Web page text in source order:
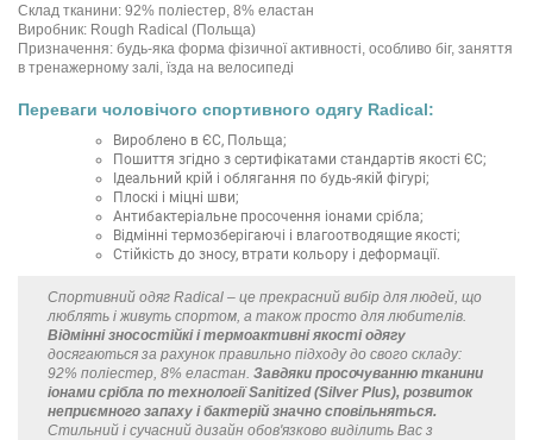
Склад тканини: 92% поліестер, 8% еластан
Виробник: Rough Radical (Польща)
Призначення: будь-яка форма фізичної активності, особливо біг, заняття
в тренажерному залі, їзда на велосипеді
Переваги чоловічого спортивного одягу Radical:
Вироблено в ЄС, Польща;
Пошиття згідно з сертифікатами стандартів якості ЄС;
Ідеальний крій і облягання по будь-якій фігурі;
Плоскі і міцні шви;
Антибактеріальне просочення іонами срібла;
Відмінні термозберігаючі і влагоотводящие якості;
Стійкість до зносу, втрати кольору і деформації.
Спортивний одяг Radical – це прекрасний вибір для людей, що
люблять і живуть спортом, а також просто для любителів.
Відмінні зносостійкі і термоактивні якості одягу
досягаються за рахунок правильно підходу до свого складу:
92% поліестер, 8% еластан. Завдяки просочуванню тканини
іонами срібла по технології Sanitized (Silver Plus), розвиток
неприємного запаху і бактерій значно сповільняться.
Стильний і сучасний дизайн обов'язково виділить Вас з